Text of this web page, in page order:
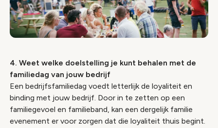
4. Weet welke doelstelling je kunt behalen met de
familiedag van jouw bedrijf
Een bedrijfsfamiliedag voedt letterlijk de loyaliteit en
binding met jouw bedrijf. Door in te zetten op een
familiegevoel en familieband, kan een dergelijk familie
evenement er voor zorgen dat die loyaliteit thuis begint.